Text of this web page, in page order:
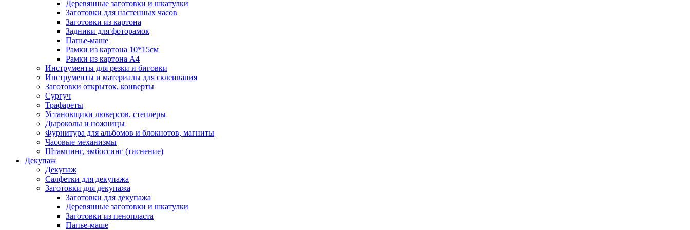
Деревянные заготовки и шкатулки
Заготовки для настенных часов
Заготовки из картона
Задники для фоторамок
Папье-маше
Рамки из картона 10*15см
Рамки из картона А4
Инструменты для резки и биговки
Инструменты и материалы для склеивания
Заготовки открыток, конверты
Сургуч
Трафареты
Установщики люверсов, степлеры
Дыроколы и ножницы
Фурнитура для альбомов и блокнотов, магниты
Часовые механизмы
Штампинг, эмбоссинг (тиснение)
Декупаж
Декупаж
Салфетки для декупажа
Заготовки для декупажа
Заготовки для декупажа
Деревянные заготовки и шкатулки
Заготовки из пенопласта
Папье-маше